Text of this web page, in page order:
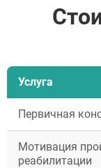
Услуга
Первичная
Мотивация
реабилитации